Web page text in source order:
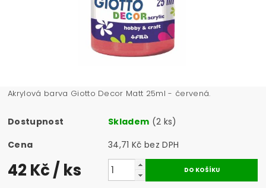
Akrylová barva Giotto Decor Matt 25ml - červená.
Dostupnost Skladem (2 ks)
Cena
34,71 Kč bez DPH
42 Kč/ ks